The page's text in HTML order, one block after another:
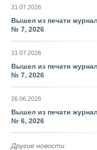
31.07.2026
Вышел из печати
№ 7, 2026
31.07.2026
Вышел из печати
№ 7, 2026
26.06.2026
Вышел из печати
№ 6, 2026
Другие новости